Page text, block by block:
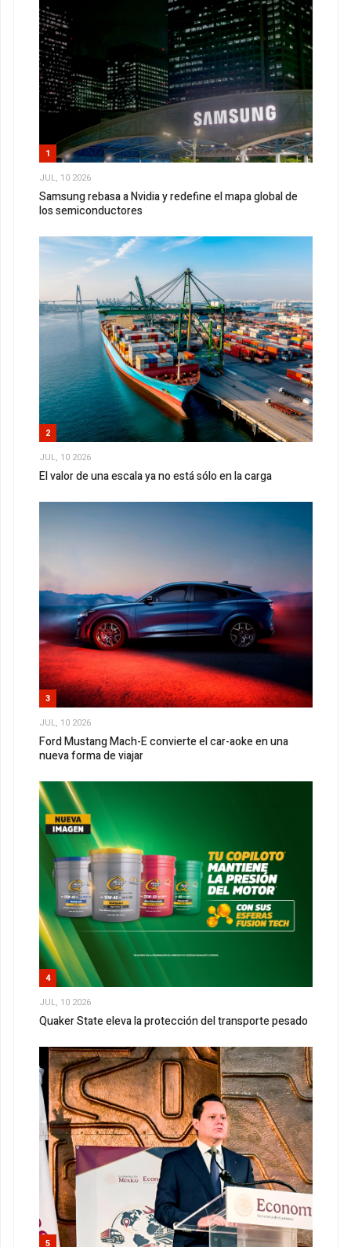
1
JUL, 10 2026
Samsung rebasa a Nvidia y redefine el mapa global de
los semiconductores
2
JUL, 10 2026
El valor de una escala ya no está sólo en la carga
3
JUL, 10 2026
Ford Mustang Mach-E convierte el car-aoke en una
nueva forma de viajar
4
JUL, 10 2026
Quaker State eleva la protección del transporte pesado
5